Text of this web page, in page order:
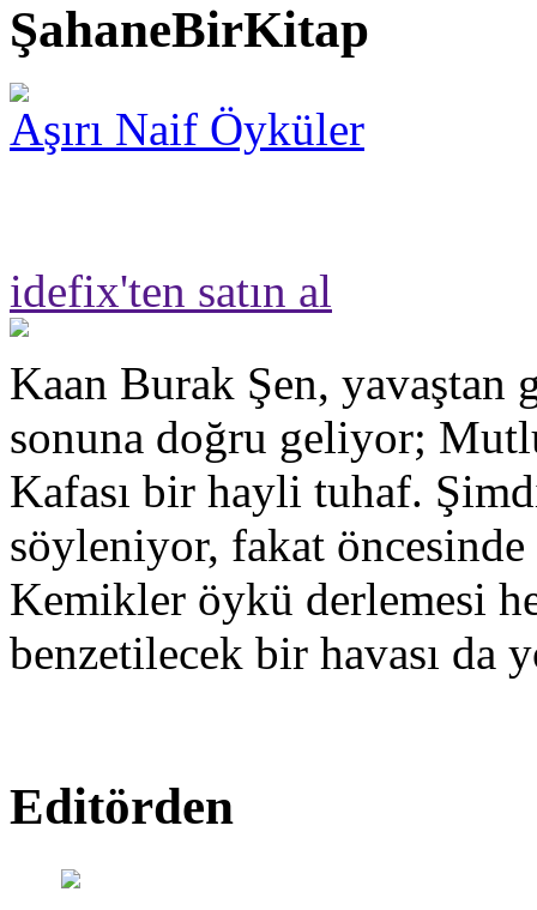
ŞahaneBirKitap
Aşırı Naif Öyküler
idefix'ten satın al
Kaan Burak Şen, yavaştan
sonuna doğru geliyor;
Kafası bir hayli tuhaf.
söyleniyor, fakat
Kemikler öykü derlemesi
benzetilecek bir havası da
Editörden